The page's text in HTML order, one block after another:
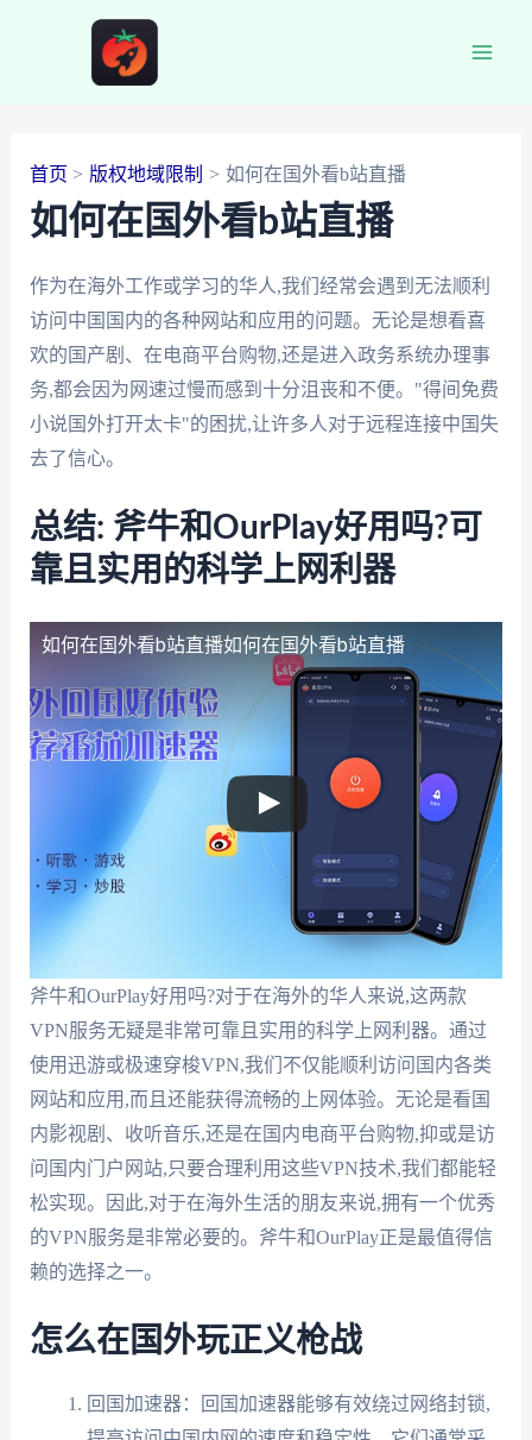
首页 版权地域限制 如何在国外看b站直播
如何在国外看b站直播
作为在海外工作或学习的华人,我们经常会遇到无法顺利
访问中国国内的各种网站和应用的问题。无论是想看喜
欢的国产剧、在电商平台购物,还是进入政务系统办理事
务,都会因为网速过慢而感到十分沮丧和不便。"得间免费
小说国外打开太卡"的困扰,让许多人对于远程连接中国失
去了信心。
总结: 斧牛和OurPlay好用吗?可
靠且实用的科学上网利器
如何在国外看b站直播如何在国外看b站直播
斧牛和OurPlay好用吗?对于在海外的华人来说,这两款
VPN服务无疑是非常可靠且实用的科学上网利器。通过
使用迅游或极速穿梭VPN,我们不仅能顺利访问国内各类
网站和应用,而且还能获得流畅的上网体验。无论是看国
内影视剧、收听音乐,还是在国内电商平台购物,抑或是访
问国内门户网站,只要合理利用这些VPN技术,我们都能轻
松实现。因此,对于在海外生活的朋友来说,拥有一个优秀
的VPN服务是非常必要的。斧牛和OurPlay正是最值得信
赖的选择之一。
怎么在国外玩正义枪战
回国加速器：回国加速器能够有效绕过网络封锁,